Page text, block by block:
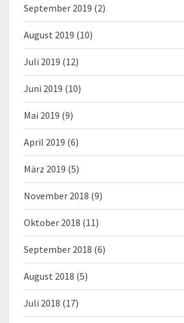
September 2019 (2)
August 2019 (10)
Juli 2019 (12)
Juni 2019 (10)
Mai 2019 (9)
April 2019 (6)
März 2019 (5)
November 2018 (9)
Oktober 2018 (11)
September 2018 (6)
August 2018 (5)
Juli 2018 (17)